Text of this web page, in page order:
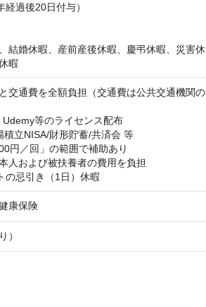
過後20日付与）
結婚休暇、産前産後休暇、慶弔休暇、災害休
暇
交通費を全額負担（交通費は公共交通機関の
等のライセンス配布
立NISA/財形貯蓄/共済会 等
円／回」の範囲で補助あり
人および被扶養者の費用を負担
忌引き（1日）休暇
康保険
）